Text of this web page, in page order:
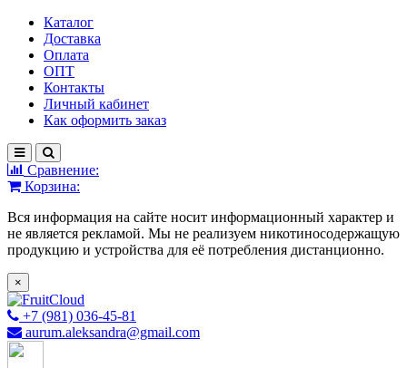
Каталог
Доставка
Оплата
ОПТ
Контакты
Личный кабинет
Как оформить заказ
Сравнение:
Корзина:
Вся информация на сайте носит информационный характер и
не является рекламой. Мы не реализуем никотиносодержащую
продукцию и устройства для её потребления дистанционно.
×
+7 (981) 036-45-81
aurum.aleksandra@gmail.com